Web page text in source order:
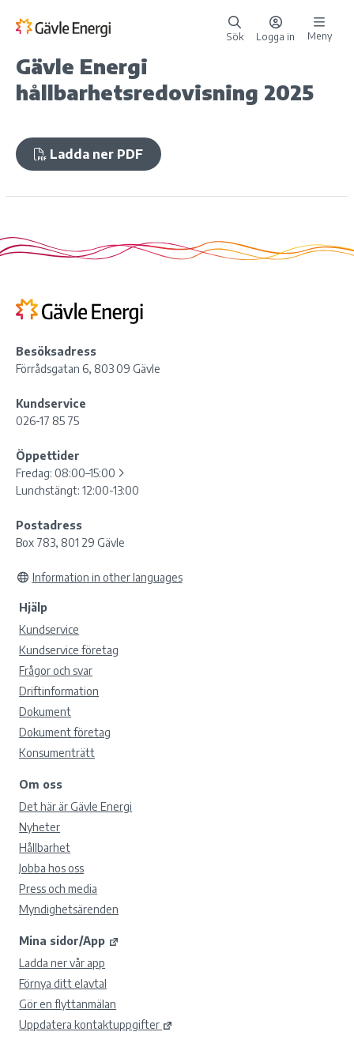
Sök Logga in Meny
Gävle Energi
hållbarhetsredovisning 2025
Ladda ner PDF
Besöksadress
Förrådsgatan 6, 803 09 Gävle
Kundservice
026-17 85 75
Öppettider
Fredag: 08:00–15:00
Lunchstängt: 12:00-13:00
Postadress
Box 783, 801 29 Gävle
Information in other languages
Hjälp
Kundservice
Kundservice företag
Frågor och svar
Driftinformation
Dokument
Dokument företag
Konsumenträtt
Om oss
Det här är Gävle Energi
Nyheter
Hållbarhet
Jobba hos oss
Press och media
Myndighetsärenden
Mina sidor/App
Ladda ner vår app
Förnya ditt elavtal
Gör en flyttanmälan
Uppdatera kontaktuppgifter